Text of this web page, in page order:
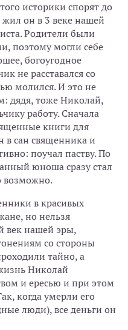
историки спорят до
жил он в 3 веке нашей
Родители были
поэтому могли себе
богоугодное
не расставался со
молился. И это не
дядя, тоже Николай,
работу. Сначала
книги для
в сан священника и
поучал паству. По
юноша сразу стал
возможно.
в красивых
но нельзя
век нашей эры,
со стороны
тайно, а
Николай
и ересью и при этом
когда умерли его
люди), все деньги он